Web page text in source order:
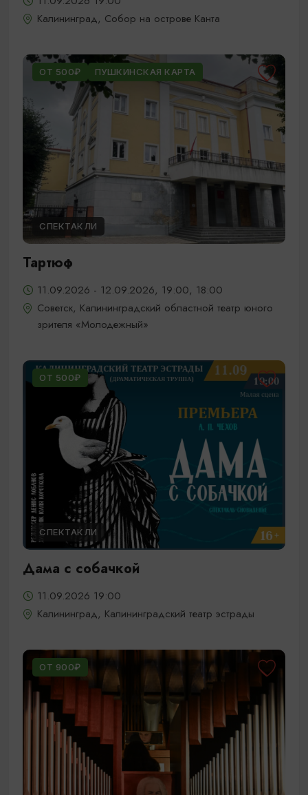
Калининград, Собор на острове Канта
ОТ 500₽ ПУШКИНСКАЯ КАРТА
СПЕКТАКЛИ
Тартюф
11.09.2026 - 12.09.2026, 19:00, 18:00
Советск, Калининградский областной театр юного
зрителя «Молодежный»
ОТ 500₽
СПЕКТАКЛИ
Дама с собачкой
11.09.2026 19:00
Калининград, Калининградский театр эстрады
ОТ 900₽